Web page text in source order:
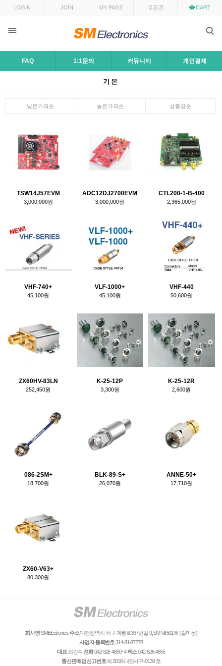
LOGIN JOIN MY PAGE 쿠폰존 CART
FAQ 1:1문의 커뮤니티 개인결제
기본
낮은가격순 높은가격순 상품명순
TSW14J57EVM
3,000,000원
ADC12DJ2700EVM
3,000,000원
CTL200-1-B-400
2,365,000원
VHF-740+
45,100원
VLF-1000+
45,100원
VHF-440
50,600원
ZX60HV-83LN
252,450원
K-25-12P
3,300원
K-25-12R
2,600원
086-2SM+
18,700원
BLK-89-S+
26,070원
ANNE-50+
17,710원
ZX60-V63+
80,300원
회사명SMElectronics 주소대전광역시 서구 계룡로367번길 9, SM Vill 501호 (갈마동)
사업자 등록번호314-81-87278
대표최강수 전화042-826-4850~4팩스042-826-4855
통신판매업신고번호제 2018-대전서구-0139 호